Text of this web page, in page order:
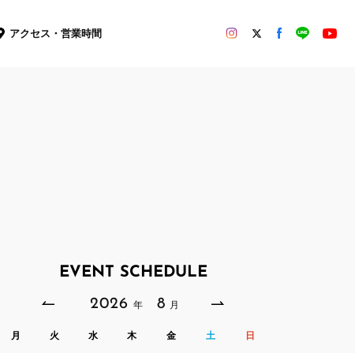
アクセス・営業時間
EVENT SCHEDULE
2026 年 8 月
月 火 水 木 金 土 日